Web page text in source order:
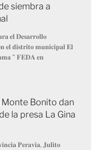
siembra a
𝐞𝐥 𝐃𝐞𝐬𝐚𝐫𝐫𝐨𝐥𝐥𝐨
𝐝𝐢𝐬𝐭𝐫𝐢𝐭𝐨 𝐦𝐮𝐧𝐢𝐜𝐢𝐩𝐚𝐥 𝐄𝐥
“ 𝐅𝐄𝐃𝐀 𝐞𝐧
Bonito dan
la presa La Gina
𝐏𝐞𝐫𝐚𝐯𝐢𝐚, 𝐉𝐮𝐥𝐢𝐭𝐨